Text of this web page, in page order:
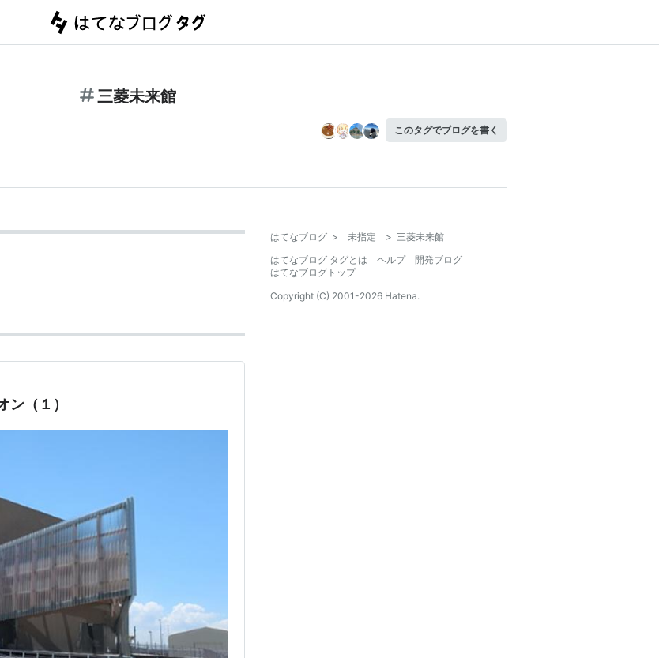
三菱未来館
このタグでブログを書く
ン（１）
はてなブログ > 未指定 > 三菱未来館
はてなブログ タグとは
ヘルプ
開発ブログ
はてなブログトップ
Copyright (C) 2001-2026 Hatena.